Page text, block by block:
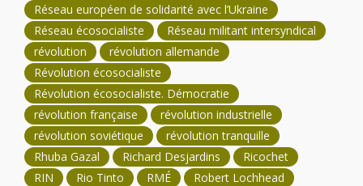
Réseau européen de solidarité avec l’Ukraine
Réseau écosocialiste
Réseau militant intersyndical
révolution
révolution allemande
Révolution écosocialiste
Révolution écosocialiste. Démocratie
révolution française
révolution industrielle
révolution soviétique
révolution tranquille
Rhuba Gazal
Richard Desjardins
Ricochet
RIN
Rio Tinto RMÉ
Robert Lochhead